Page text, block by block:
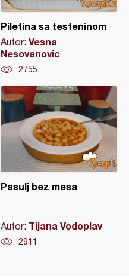
Piletina sa testeninom
Autor: Vesna
Nesovanovic
2755
Pasulj bez mesa
Autor: Tijana Vodoplav
2911